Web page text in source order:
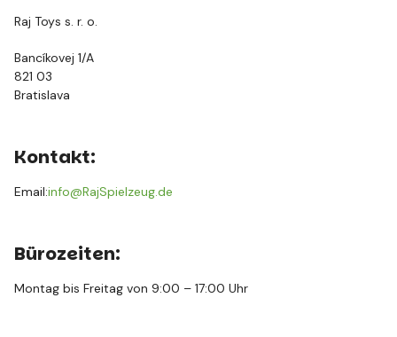
Raj Toys s. r. o.
Bancíkovej 1/A
821 03
Bratislava
Kontakt:
Email:info@RajSpielzeug.de
Bürozeiten:
Montag bis Freitag von 9:00 – 17:00 Uhr